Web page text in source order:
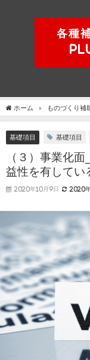
各種
ホーム ものづくり補
に優位性や収益性を有して
基礎項目 基礎項目
（３）事業化
益性を有してい
2020年10月9日 2020